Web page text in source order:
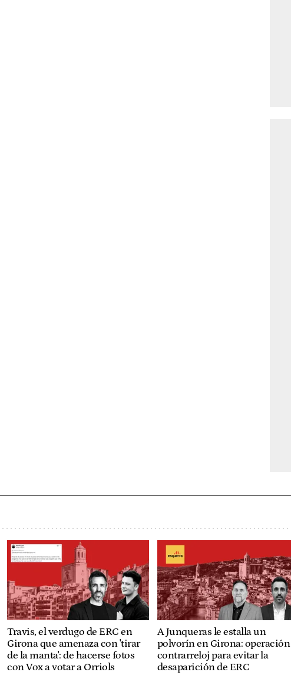
Travis, el verdugo de ERC en
Girona que amenaza con 'tirar
de la manta': de hacerse fotos
con Vox a votar a Orriols
A Junqueras le estalla un
polvorín en Girona: operación
contrarreloj para evitar la
desaparición de ERC